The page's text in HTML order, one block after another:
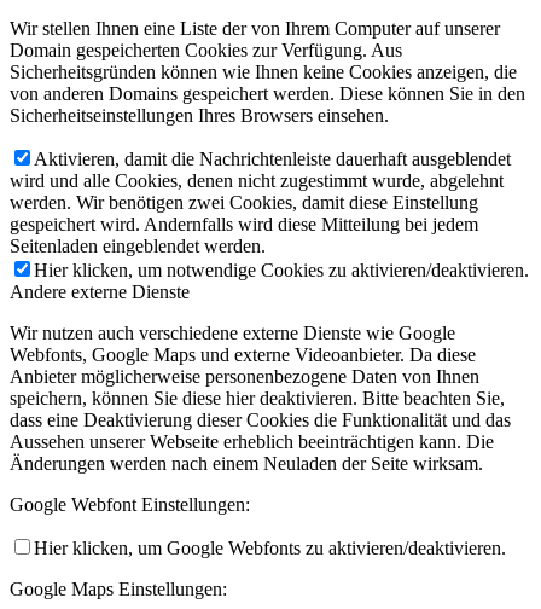
Wir stellen Ihnen eine Liste der von Ihrem Computer auf unserer
Domain gespeicherten Cookies zur Verfügung. Aus
Sicherheitsgründen können wie Ihnen keine Cookies anzeigen, die
von anderen Domains gespeichert werden. Diese können Sie in den
Sicherheitseinstellungen Ihres Browsers einsehen.
Aktivieren, damit die Nachrichtenleiste dauerhaft ausgeblendet
wird und alle Cookies, denen nicht zugestimmt wurde, abgelehnt
werden. Wir benötigen zwei Cookies, damit diese Einstellung
gespeichert wird. Andernfalls wird diese Mitteilung bei jedem
Seitenladen eingeblendet werden.
Hier klicken, um notwendige Cookies zu aktivieren/deaktivieren.
Andere externe Dienste
Wir nutzen auch verschiedene externe Dienste wie Google
Webfonts, Google Maps und externe Videoanbieter. Da diese
Anbieter möglicherweise personenbezogene Daten von Ihnen
speichern, können Sie diese hier deaktivieren. Bitte beachten Sie,
dass eine Deaktivierung dieser Cookies die Funktionalität und das
Aussehen unserer Webseite erheblich beeinträchtigen kann. Die
Änderungen werden nach einem Neuladen der Seite wirksam.
Google Webfont Einstellungen:
Hier klicken, um Google Webfonts zu aktivieren/deaktivieren.
Google Maps Einstellungen: